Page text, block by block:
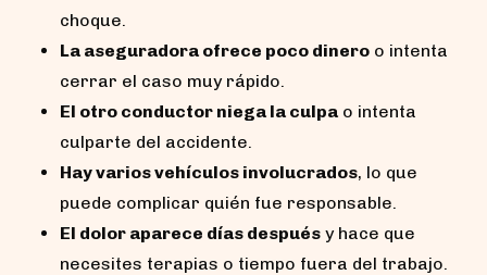
choque.
La aseguradora ofrece poco dinero o intenta
cerrar el caso muy rápido.
El otro conductor niega la culpa o intenta
culparte del accidente.
Hay varios vehículos involucrados, lo que
puede complicar quién fue responsable.
El dolor aparece días después y hace que
necesites terapias o tiempo fuera del trabajo.